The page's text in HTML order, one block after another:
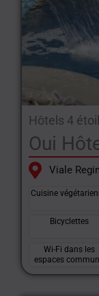
Hôtels 4
Oui
Viale
Cuisine
Bicyclettes
Wi-Fi dans les
espaces